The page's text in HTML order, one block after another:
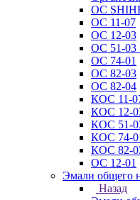
ОС
ОС 11-07
ОС 12-03
ОС 51-03
ОС 74-01
ОС 82-03
ОС 82-04
КОС 11-
КОС 12-
КОС 51-
КОС 74-
КОС 82-
ОС 12-01
Эмали общего
Назад